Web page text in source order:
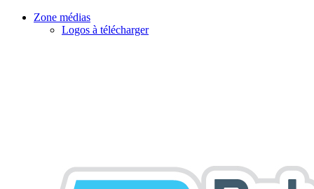
Zone médias
Logos à télécharger